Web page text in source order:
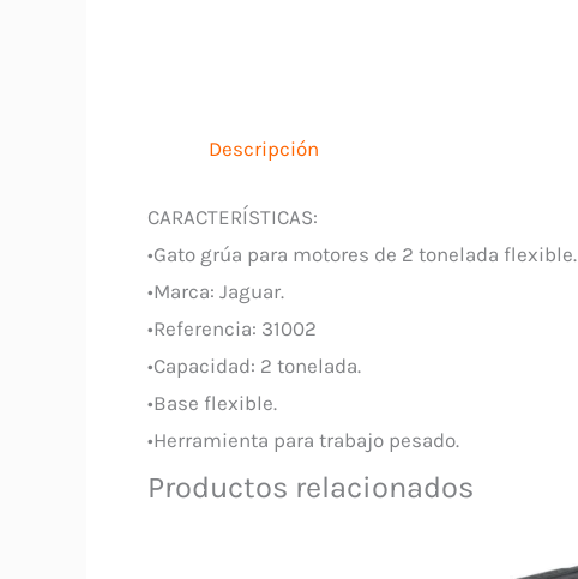
Descripción
CARACTERÍSTICAS:
•Gato grúa para motores de 2 tonelada flexible.
•Marca: Jaguar.
•Referencia: 31002
•Capacidad: 2 tonelada.
•Base flexible.
•Herramienta para trabajo pesado.
Productos relacionados